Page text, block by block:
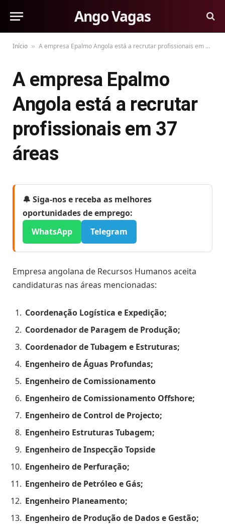
Ango Vagas
Início » A empresa Epalmo Angola está a recrutar profissionais em 37 áreas
A empresa Epalmo
Angola está a recrutar
profissionais em 37
áreas
🔔 Siga-nos e receba as melhores
oportunidades de emprego:
WhatsApp
Telegram
Empresa angolana de Recursos Humanos aceita
candidaturas nas áreas mencionadas:
Coordenação Logística e Expedição;
Coordenador de Paragem de Produção;
Coordenador de Tubagem e Estruturas;
Engenheiro de Águas Profundas;
Engenheiro de Comissionamento
Engenheiro de Comissionamento Offshore;
Engenheiro de Control de Projecto;
Engenheiro Estruturas Tubagem;
Engenheiro de Inspecção Topside
Engenheiro de Perfuração;
Engenheiro de Petróleo e Gás;
Engenheiro Planeamento;
Engenheiro de Produção de Dados e Gestão;